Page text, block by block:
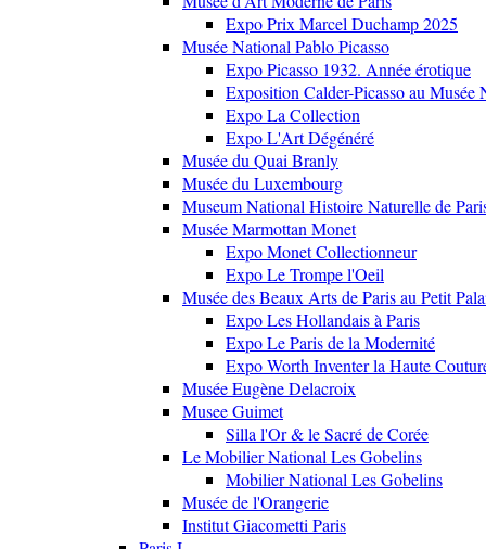
Expo Prix Marcel Duchamp 2025
Musée National Pablo Picasso
Expo Picasso 1932. Année érotique
Exposition Calder-Picasso au Musée
Expo La Collection
Expo L'Art Dégénéré
Musée du Quai Branly
Musée du Luxembourg
Museum National Histoire Naturelle de
Musée Marmottan Monet
Expo Monet Collectionneur
Expo Le Trompe l'Oeil
Musée des Beaux Arts de Paris au Petit
Expo Les Hollandais à Paris
Expo Le Paris de la Modernité
Expo Worth Inventer la Haute
Musée Eugène Delacroix
Musee Guimet
Silla l'Or & le Sacré de Corée
Le Mobilier National Les Gobelins
Mobilier National Les Gobelins
Musée de l'Orangerie
Institut Giacometti Paris